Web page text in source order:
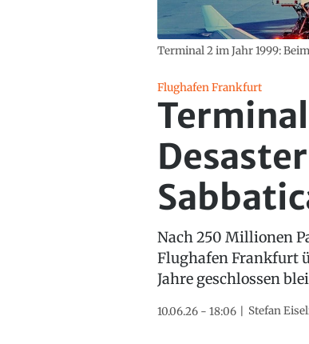
Terminal 2 im Jahr 1999:
Flughafen Frankfurt
Nach 250 Millionen
Flughafen Frankfurt
Jahre geschlossen
10.06.26 - 18:06 Stefan